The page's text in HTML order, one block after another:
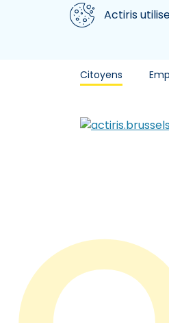
Aller au contenu principal
Nous utilisons des cookies
Actiris
Citoyens